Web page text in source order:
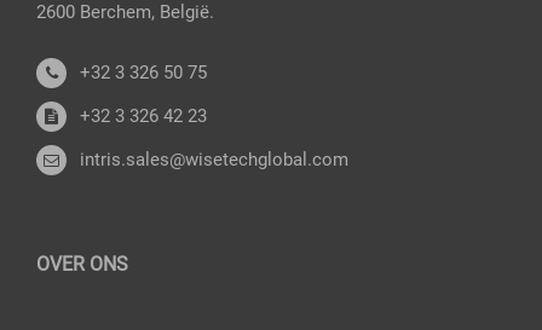
2600 Berchem, België.
+32 3 326 50 75
+32 3 326 42 23
intris.sales@wisetechglobal.com
OVER ONS